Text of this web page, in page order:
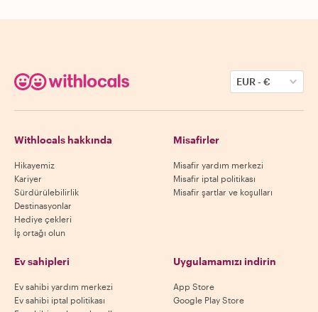
EUR-€
Withlocals hakkında
Hikayemiz
Kariyer
Sürdürülebilirlik
Destinasyonlar
Hediye çekleri
İş ortağı olun
Misafirler
Misafir yardım merkezi
Misafir iptal politikası
Misafir şartlar ve koşulları
Ev sahipleri
Ev sahibi yardım merkezi
Ev sahibi iptal politikası
Uygulamamızı indirin
App Store
Google Play Store